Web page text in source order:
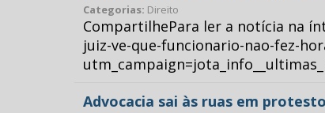
Categorias: Direito
CompartilhePara ler a notícia na
juiz-ve-que-funcionario-nao-fez-
Advocacia sai às ruas em